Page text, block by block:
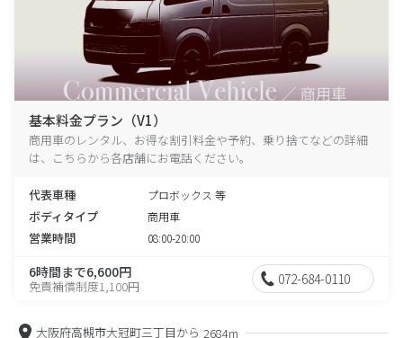
基本料金プラン（V1）
商用車のレンタル、お得な割引料金や予約、乗り捨てなどの詳細
は、こちらから各店舗にお電話ください。
代表車種 プロボックス 等
ボディタイプ 商用車
営業時間 08:00-20:00
6時間まで6,600円
免責補償制度1,100円 072-684-0110
大阪府高槻市大冠町三丁目から 2684m